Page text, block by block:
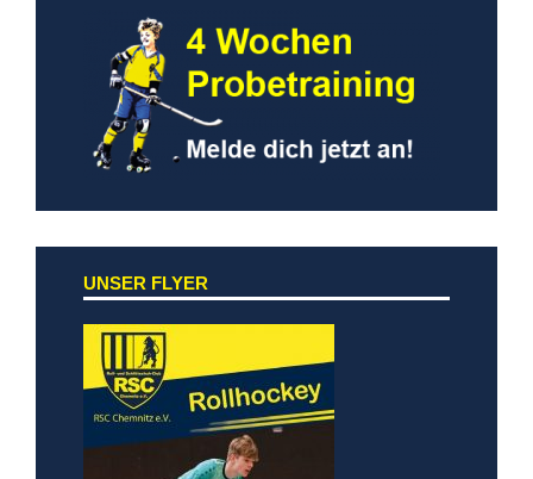
UNSER FLYER